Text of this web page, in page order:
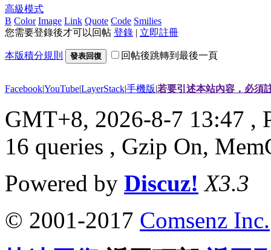
高級模式
B Color Image Link Quote Code Smilies
您需要登錄後才可以回帖 登錄 | 立即註冊
本版積分規則 發表回復 回帖後跳轉到最後一頁
Facebook|YouTube|LayerStack|手機版|若要引述本站內容，必須
GMT+8, 2026-8-7 13:47 ,
16 queries , Gzip On,
Powered by Discuz! X3.3
© 2001-2017 Comsenz Inc.